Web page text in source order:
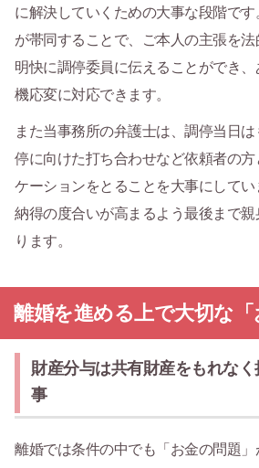
に解決していくための大事な段階で
が帯同することで、ご本人の主張を
明快に調停委員に伝えることができ
機応変に対応できます。
また当事務所の弁護士は、調停当日
停に向けた打ち合わせなど依頼者の
ケーションをとることを大事にして
納得の度合いが高まるよう最後まで
ります。
離婚を進める上で大切な「
財産分与は共有財産をもれな
事
離婚では条件の中でも「お金の問題